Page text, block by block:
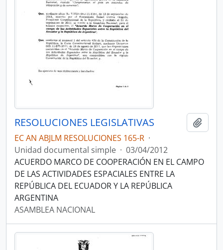
RESOLUCIONES LEGISLATIVAS
EC AN ABJLM RESOLUCIONES 165-R ·
Unidad documental simple · 03/04/2012
ACUERDO MARCO DE COOPERACIÓN EN EL CAMPO
DE LAS ACTIVIDADES ESPACIALES ENTRE LA
REPÚBLICA DEL ECUADOR Y LA REPÚBLICA
ARGENTINA
ASAMBLEA NACIONAL